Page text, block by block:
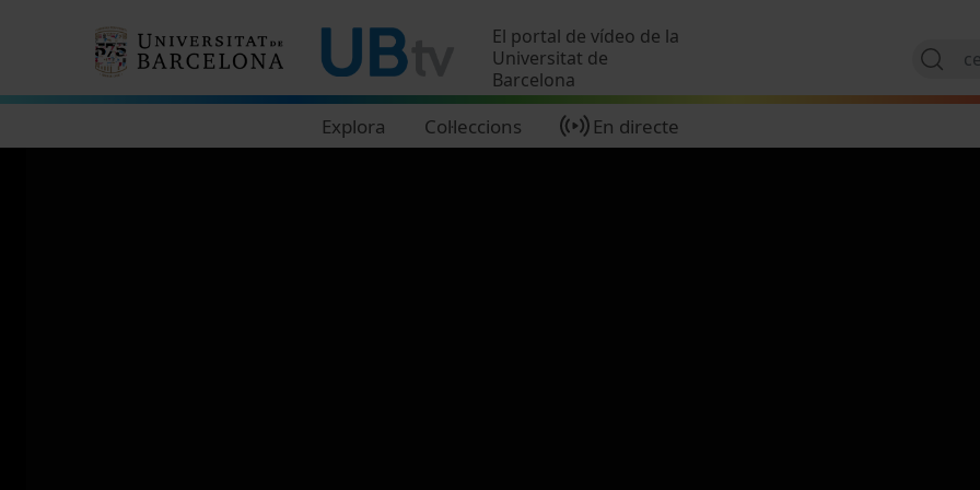
El portal de vídeo de la
Universitat de
Barcelona
Explora Col·leccions En directe